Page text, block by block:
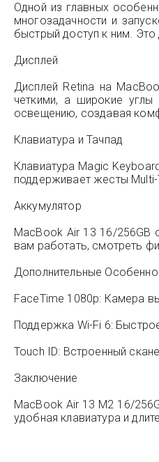
Одной из главных
многозадачности и
быстрый доступ к ним.
Дисплей
Дисплей Retina на
четкими, а широкие
освещению, создавая
Клавиатура и Тачпад
Клавиатура Magic
поддерживает жесты Multi-
Аккумулятор
MacBook Air 13 16/256GB
вам работать, смотреть
Дополнительные
FaceTime 1080p: Камера
Поддержка Wi-Fi 6:
Touch ID: Встроенный
Заключение
MacBook Air 13 M2 16/
удобная клавиатура и